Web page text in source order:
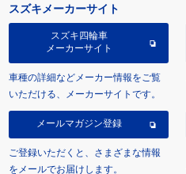
スズキメーカーサイト
スズキ四輪車
メーカーサイト
車種の詳細などメーカー情報をご覧
いただける、メーカーサイトです。
メールマガジン登録
ご登録いただくと、さまざまな情報
をメールでお届けします。